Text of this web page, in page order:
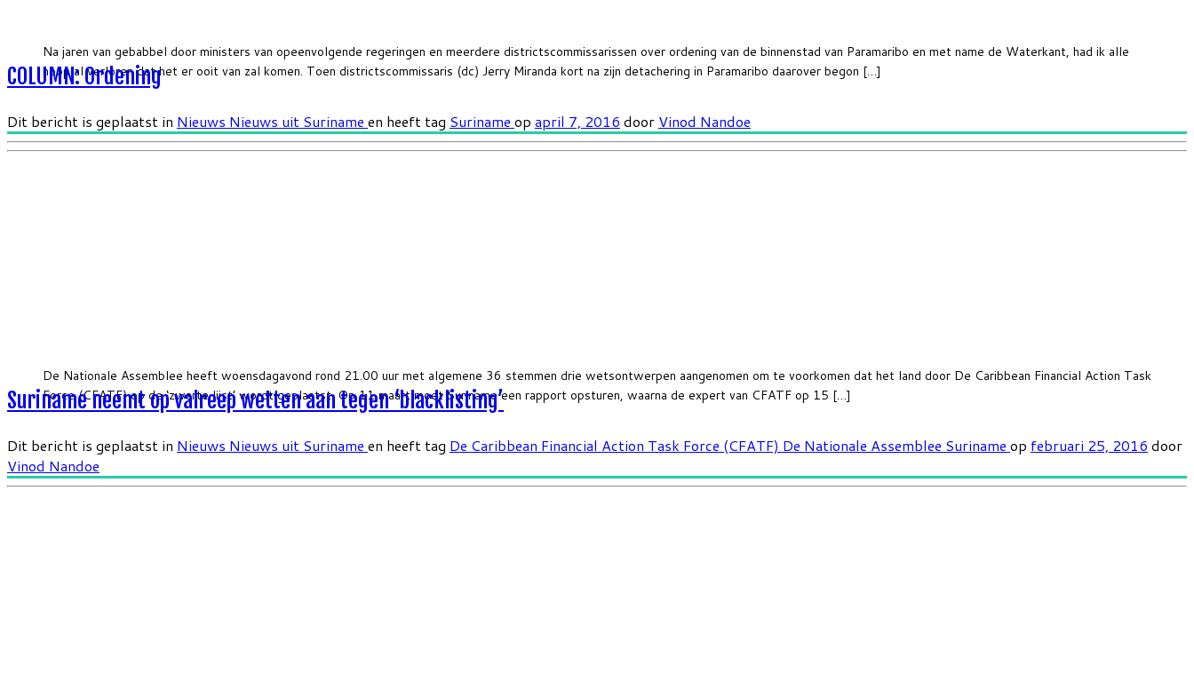
Na jaren van gebabbel door ministers van opeenvolgende regeringen en meerdere districtscommissarissen over ordening van de binnenstad van Paramaribo en met name de Waterkant, had ik alle
hoop al verloren dat het er ooit van zal komen. Toen districtscommissaris (dc) Jerry Miranda kort na zijn detachering in Paramaribo daarover begon […]
COLUMN: Ordening
Dit bericht is geplaatst in Nieuws Nieuws uit Suriname en heeft tag Suriname op april 7, 2016 door Vinod Nandoe
De Nationale Assemblee heeft woensdagavond rond 21.00 uur met algemene 36 stemmen drie wetsontwerpen aangenomen om te voorkomen dat het land door De Caribbean Financial Action Task
Force (CFATF) op de ‘zwarte lijst’ wordt geplaatst. Op 11 maart moet Suriname een rapport opsturen, waarna de expert van CFATF op 15 […]
Suriname neemt op valreep wetten aan tegen ‘blacklisting’
Dit bericht is geplaatst in Nieuws Nieuws uit Suriname en heeft tag De Caribbean Financial Action Task Force (CFATF) De Nationale Assemblee Suriname op februari 25, 2016 door
Vinod Nandoe